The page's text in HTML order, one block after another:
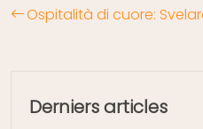
Ospitalità di cuore:
Derniers articles